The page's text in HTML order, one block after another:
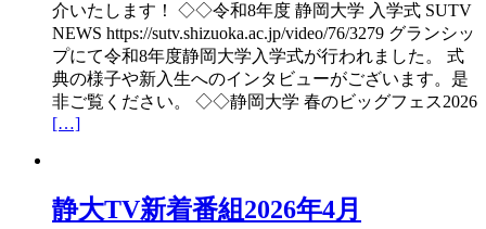
介いたします！ ◇◇令和8年度 静岡大学 入学式 SUTV
NEWS https://sutv.shizuoka.ac.jp/video/76/3279 グランシッ
プにて令和8年度静岡大学入学式が行われました。 式
典の様子や新入生へのインタビューがございます。是
非ご覧ください。 ◇◇静岡大学 春のビッグフェス2026
[…]
静大TV新着番組2026年4月